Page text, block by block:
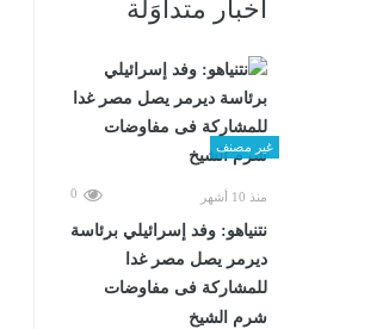
أخبار متداوَلة
غير مصنف
منذ 10 أشهر 0
نتنياهو: وفد إسرائيلي برئاسة
ديرمر يصل مصر غدا
للمشاركة فى مفاوضات
شرم الشيخ